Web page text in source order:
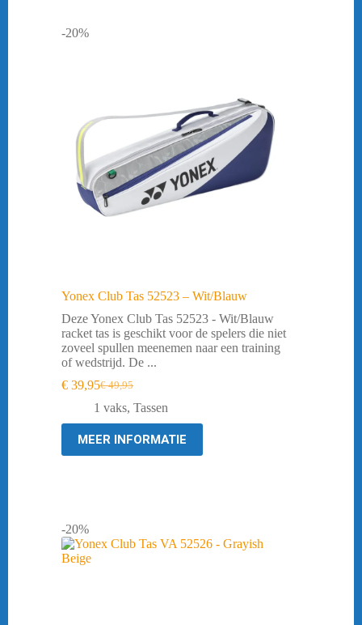
-20%
Yonex Club Tas 52523 – Wit/Blauw
Deze Yonex Club Tas 52523 - Wit/Blauw
racket tas is geschikt voor de spelers die niet
zoveel spullen meenemen naar een training
of wedstrijd. De ...
€49,95
Oorspronkelijke
prijs
was:
€ 49,95.
€ 39,95Huidige
prijs
is:
€ 39,95.
1 vaks, Tassen
MEER INFORMATIE
-20%